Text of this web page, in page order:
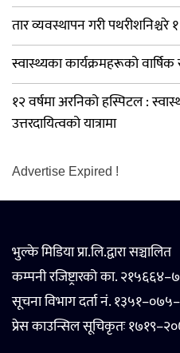
तार व्यवस्थापन गरी
स्वास्थ्यका कार्यक्रमहरूको वार्षिक
१२ वर्षमा अरनिको हस्पिटल :
उत्तरदायित्वको यात्रामा
Advertise Expired !
भुल्के मिडिया प्रा.लि.द्वारा सञ्चालित
कम्पनी रजिष्ट्रारको का.
सूचना विभाग दर्ता नं.
प्रेस काउन्सिल सूचिकृतः